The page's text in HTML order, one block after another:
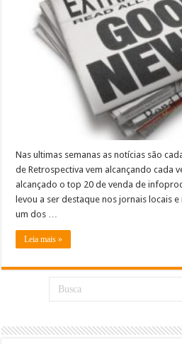
Nas ultimas semanas as notícias são
de Retrospectiva vem alcançando cada
alcançado o top 20 de venda de
levou a ser destaque nos jornais locais
um dos …
Leia mais »